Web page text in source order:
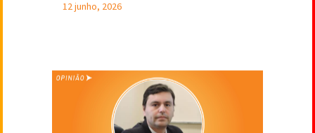
A QUEM INTERESSA UMA